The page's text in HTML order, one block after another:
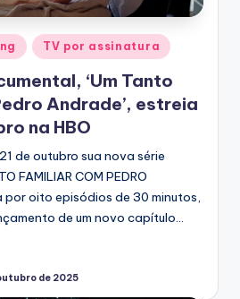
TV por assinatura
‘Um Tanto
Andrade’, estreia
na HBO
de outubro sua nova série
FAMILIAR COM PEDRO
por oito episódios de 30 minutos,
de um novo capítulo…
de 2025